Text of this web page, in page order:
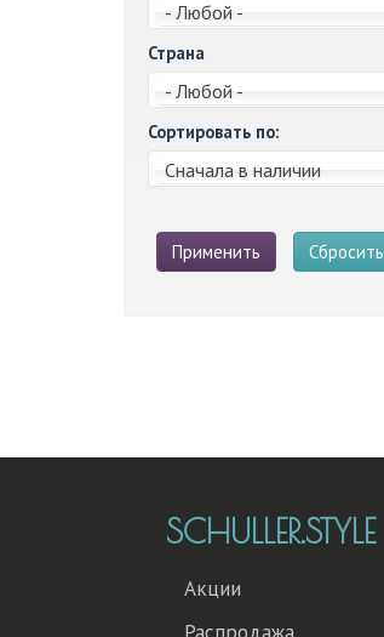
- Любой -
Страна
- Любой -
Сортировать по:
Сначала в наличии
Применить Сбросить
SCHULLER.STYLE
Акции